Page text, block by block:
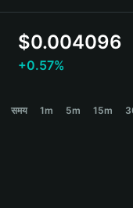
Español
$0.004096
+0.57%
समय 1m 5m 15m